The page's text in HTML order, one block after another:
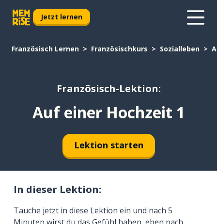
Jetzt lernen
Französisch Lernen Französischkurs Sozialleben
Französisch-Lektion:
Auf einer Hochzeit 1
Lektion starten
In dieser Lektion:
Tauche jetzt in diese Lektion ein und nach 5